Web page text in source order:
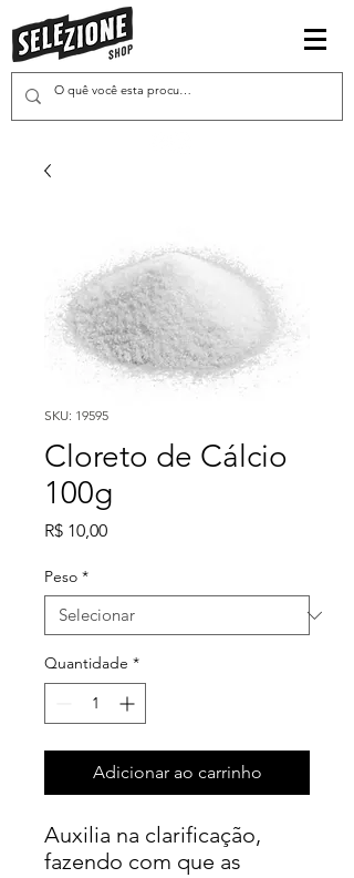
SKU: 19595
Cloreto de Cálcio
100g
R$ 10,00Preço
Peso *
Quantidade *
Adicionar ao carrinho
Auxilia na clarificação,
fazendo com que as